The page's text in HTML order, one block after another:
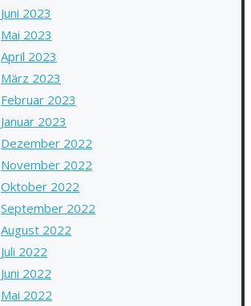
Juni 2023
Mai 2023
April 2023
März 2023
Februar 2023
Januar 2023
Dezember 2022
November 2022
Oktober 2022
September 2022
August 2022
Juli 2022
Juni 2022
Mai 2022